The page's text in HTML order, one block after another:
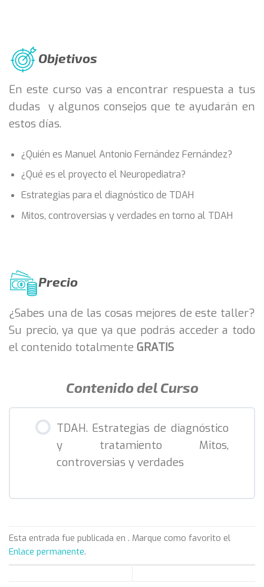
Objetivos
En este curso vas a encontrar respuesta a tus
dudas y algunos consejos que te ayudarán en
estos días.
¿Quién es Manuel Antonio Fernández Fernández?
¿Qué es el proyecto el Neuropediatra?
Estrategias para el diagnóstico de TDAH
Mitos, controversias y verdades en torno al TDAH
Precio
¿Sabes una de las cosas mejores de este taller?
Su precio, ya que ya que podrás acceder a todo
el contenido totalmente GRATIS
Contenido del Curso
TDAH. Estrategias de diagnóstico
y tratamiento Mitos,
controversias y verdades
Esta entrada fue publicada en . Marque como favorito el
Enlace permanente.